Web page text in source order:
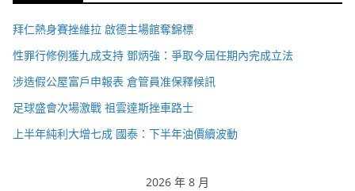
拜仁熱身賽挫維拉 啟德主場館奪錦標
性罪行修例獲九成支持 鄧炳強：爭取今屆任期內完成立法
涉造假公屋富戶申報表 倉管員准保釋候訊
足球盛會次場激戰 祖雲達斯挫車路士
上半年純利大增七成 國泰：下半年油價續波動
2026 年 8 月